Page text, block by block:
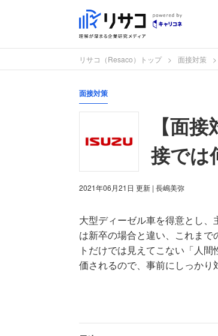
リサコ（Resaco）トップ 面接対策
面接対策
【面
接では
2021年06月21日 更新 | 長嶋美弥
大型ディーゼル車を得意とし
は新卒の場合と違い、これま
トだけでは見えてこない「人
価されるので、事前にしっかり